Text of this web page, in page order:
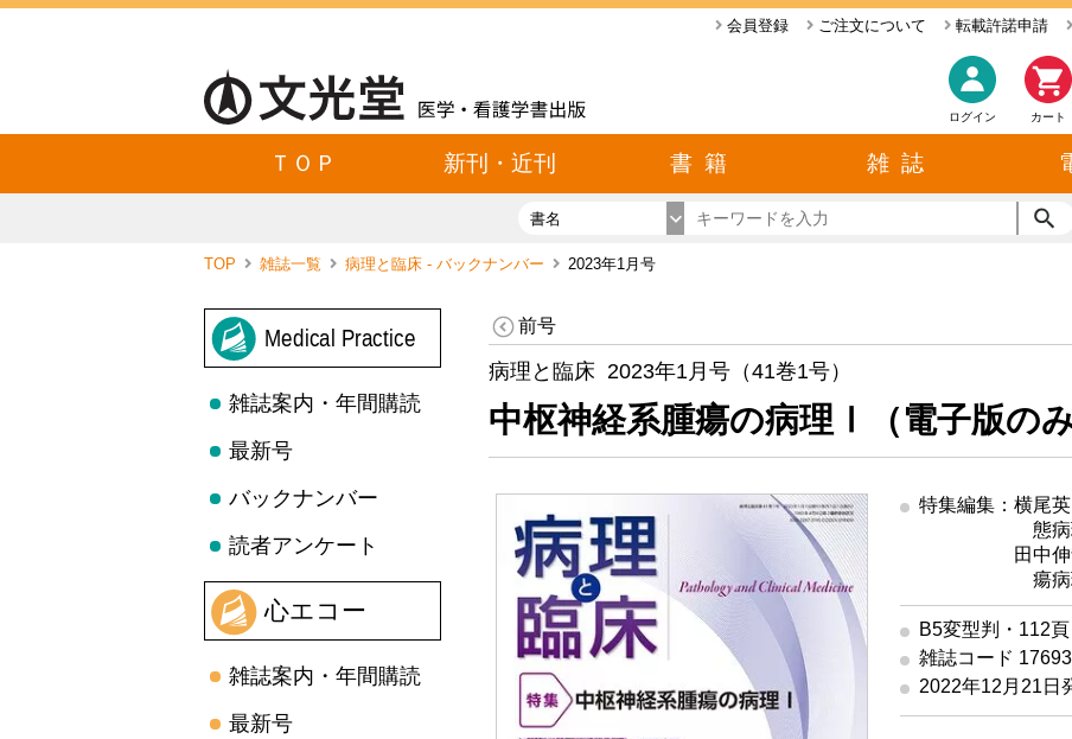
転載許諾申請
ご注文について
会員登録
カート
ログイン
ＴＯＰ 新刊・近刊 書 籍 雑 誌
書名
TOP 雑誌一覧 病理と臨床 - バックナンバー 2023年1月号
Medical Practice
雑誌案内・年間購読
最新号
バックナンバー
読者アンケート
心エコー
雑誌案内・年間購読
最新号
前号
病理と臨床 2023年1月号（41巻1号）
中枢神経系腫瘍の病理Ⅰ（電子版のみ
特集編集：横尾
態病
田中伸
瘍病
B5変型判・112
雑誌コード
2022年12月21日